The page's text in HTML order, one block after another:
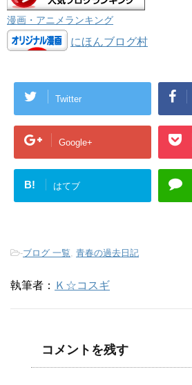
漫画・アニメランキング
にほんブログ村
Twitter
Google+
B! はてブ
-ブログ 一覧, 青春の過去日記
執筆者： Ｋ☆コスギ
コメントを残す